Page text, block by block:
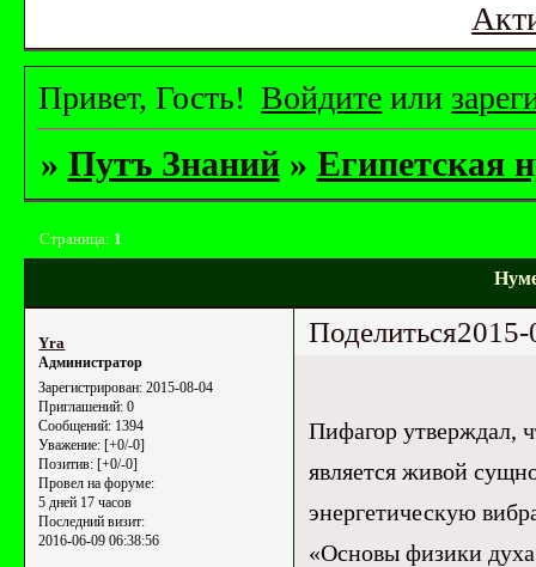
Привет, Гость! Войдите или
» Путъ Знаний » Египетская
Страница: 1
Поделиться
Yrа
Администратор
Зарегистрирован: 2015-08-04
Приглашений: 0
Сообщений: 1394
Уважение: [+0/-0]
Позитив: [+0/-0]
Провел на форуме:
5 дней 17 часов
Последний визит:
2016-06-09 06:38:56
Пифагор утверждал,
является живой
энергетическую
«Основы физики